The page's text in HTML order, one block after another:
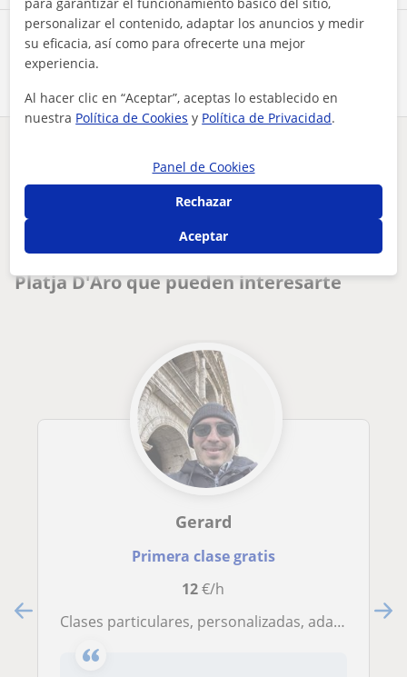
Comparte a este profesor
Inglés Girona
puedo dar clases particulares para los edades 7-99 y con niv...
Otros profesores de Inglés en Castell-
Platja D'Aro que pueden interesarte
Gerard
Primera clase gratis
12€/h
Clases particulares, personalizadas, adaptadas a cada alumno y un proceso de aprendizaje rápido y constante.
personalizar el contenido, adaptar los anuncios y medir
su eficacia, así como para ofrecerte una mejor
experiencia.
Al hacer clic en “Aceptar”, aceptas lo establecido en
nuestra Política de Cookies y Política de Privacidad.
Panel de Cookies
Rechazar
Aceptar